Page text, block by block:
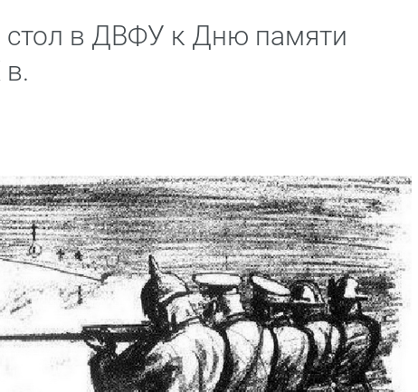
стол в ДВФУ к Дню памяти